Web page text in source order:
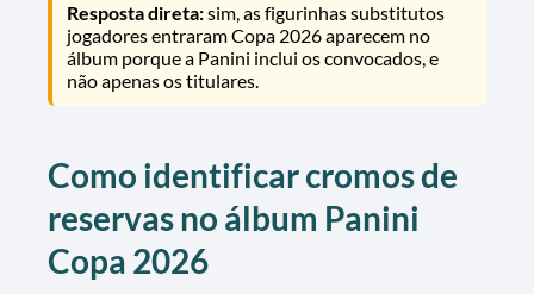
Resposta direta:sim, as figurinhas substitutos
jogadores entraram Copa 2026 aparecem no
álbum porque a Panini inclui os convocados, e
não apenas os titulares.
Como identificar cromos de
reservas no álbum Panini
Copa 2026